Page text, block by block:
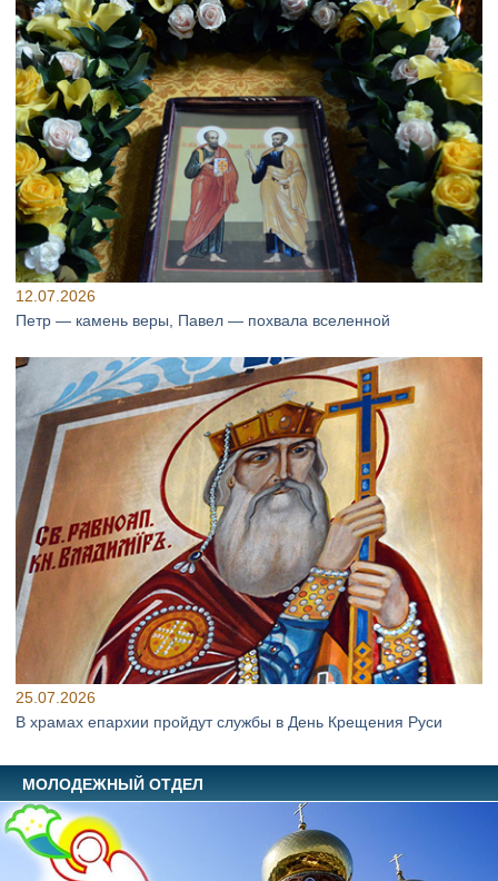
12.07.2026
Петр — камень веры, Павел — похвала вселенной
25.07.2026
В храмах епархии пройдут службы в День Крещения Руси
МОЛОДЕЖНЫЙ ОТДЕЛ